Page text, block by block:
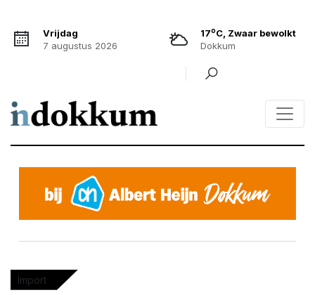
Vrijdag
7 augustus 2026
17oC, Zwaar bewolkt
Dokkum
Import